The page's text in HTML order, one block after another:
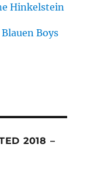
Hinkelstein
Boys
2018 –